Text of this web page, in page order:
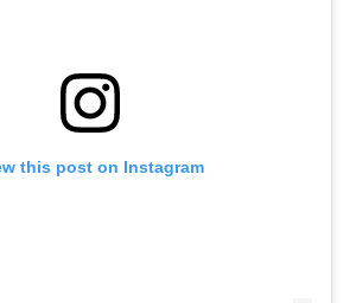
this post on Instagram